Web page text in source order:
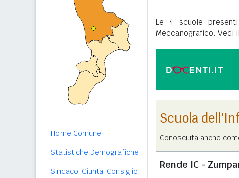
Home Comune
Statistiche Demografiche
Sindaco, Giunta, Consiglio
Le 4 scuole
Meccanografico. Vedi il
Scuola
Conosciuta anche
Rende IC -